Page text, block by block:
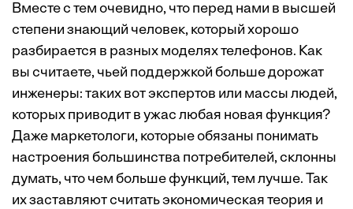
Вместе с тем очевидно, что перед нами в высшей
степени знающий человек, который хорошо
разбирается в разных моделях телефонов. Как
вы считаете, чьей поддержкой больше дорожат
инженеры: таких вот экспертов или массы людей,
которых приводит в ужас любая новая функция?
Даже маркетологи, которые обязаны понимать
настроения большинства потребителей, склонны
думать, что чем больше функций, тем лучше. Так
их заставляют считать экономическая теория и